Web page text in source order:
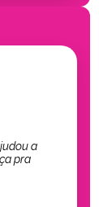
a
pra